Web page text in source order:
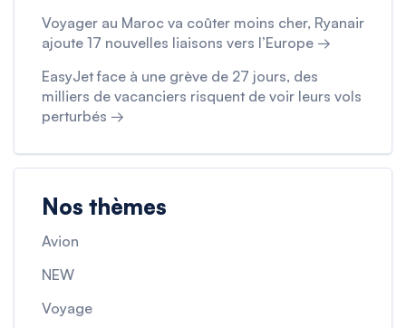
Voyager au Maroc va coûter moins cher, Ryanair
ajoute 17 nouvelles liaisons vers l’Europe →
EasyJet face à une grève de 27 jours, des
milliers de vacanciers risquent de voir leurs vols
perturbés →
Nos thèmes
Avion
NEW
Voyage